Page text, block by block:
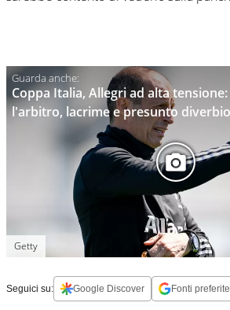
Coppa Italia, Allegri ad alta
l'arbitro, lacrime e presunto
Getty
Seguici su: Google Discover Fonti preferite